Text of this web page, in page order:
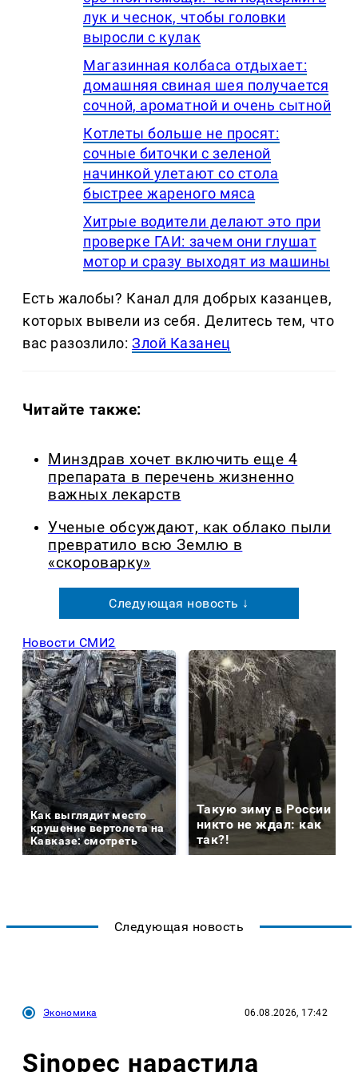
лук и чеснок, чтобы головки
выросли с кулак
Магазинная колбаса отдыхает:
домашняя свиная шея получается
сочной, ароматной и очень сытной
Котлеты больше не просят:
сочные биточки с зеленой
начинкой улетают со стола
быстрее жареного мяса
Хитрые водители делают это при
проверке ГАИ: зачем они глушат
мотор и сразу выходят из машины
Есть жалобы? Канал для добрых казанцев,
которых вывели из себя. Делитеcь тем, что
вас разозлило:Злой Казанец
Читайте также:
Минздрав хочет включить еще 4
препарата в перечень жизненно
важных лекарств
Ученые обсуждают, как облако пыли
превратило всю Землю в
«скороварку»
Следующая новость ↓
Новости СМИ2
Как выглядит место
крушение вертолета на
Кавказе: смотреть
Такую зиму в России
никто не ждал: как
так?!
Следующая новость
Экономика 06.08.2026, 17:42
Sinopec нарастила